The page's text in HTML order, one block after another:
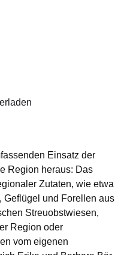
Einsatz der
Region heraus: Das
Zutaten, wie etwa
Geflügel und Forellen aus
Streuobstwiesen,
Region oder
vom eigenen